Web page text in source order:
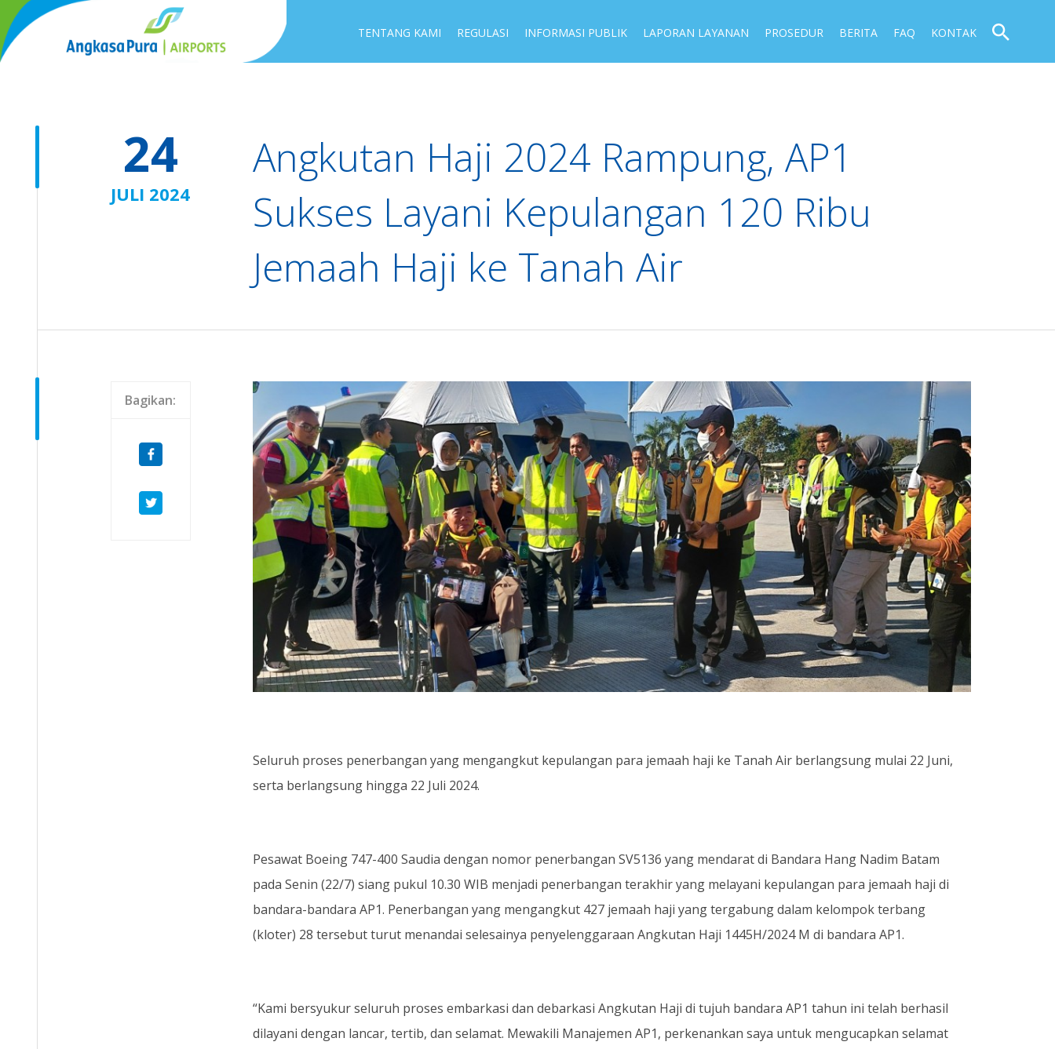
TENTANG KAMI REGULASI INFORMASI PUBLIK LAPORAN LAYANAN PROSEDUR BERITA FAQ KONTAK
24
JULI 2024
Angkutan Haji 2024 Rampung, AP1
Sukses Layani Kepulangan 120 Ribu
Jemaah Haji ke Tanah Air
Bagikan:
Seluruh proses penerbangan yang mengangkut kepulangan para jemaah haji ke Tanah Air berlangsung mulai 22 Juni,
serta berlangsung hingga 22 Juli 2024.
Pesawat Boeing 747-400 Saudia dengan nomor penerbangan SV5136 yang mendarat di Bandara Hang Nadim Batam
pada Senin (22/7) siang pukul 10.30 WIB menjadi penerbangan terakhir yang melayani kepulangan para jemaah haji di
bandara-bandara AP1. Penerbangan yang mengangkut 427 jemaah haji yang tergabung dalam kelompok terbang
(kloter) 28 tersebut turut menandai selesainya penyelenggaraan Angkutan Haji 1445H/2024 M di bandara AP1.
“Kami bersyukur seluruh proses embarkasi dan debarkasi Angkutan Haji di tujuh bandara AP1 tahun ini telah berhasil
dilayani dengan lancar, tertib, dan selamat. Mewakili Manajemen AP1, perkenankan saya untuk mengucapkan selamat